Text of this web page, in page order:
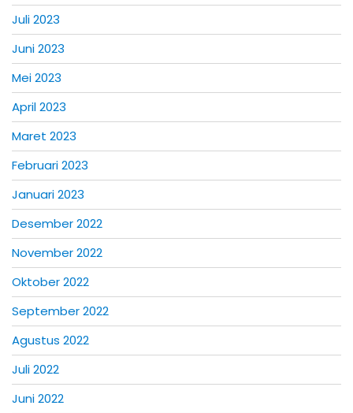
Juli 2023
Juni 2023
Mei 2023
April 2023
Maret 2023
Februari 2023
Januari 2023
Desember 2022
November 2022
Oktober 2022
September 2022
Agustus 2022
Juli 2022
Juni 2022